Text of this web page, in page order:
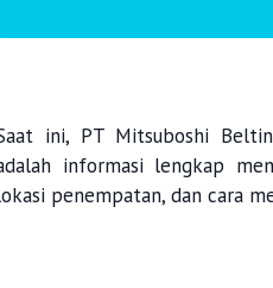
ini, PT Mitsuboshi
informasi lengkap
penempatan, dan cara